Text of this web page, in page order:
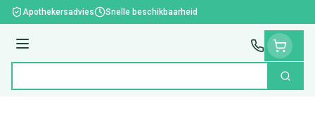
Ga naar de inhoud
Apothekersadvies Snelle beschikbaarheid
Menu
Zoek